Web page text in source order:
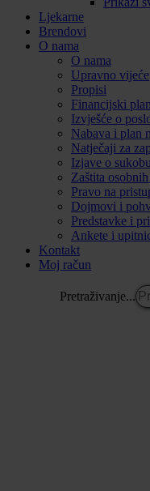
Ljekarne
Brendovi
O nama
O nama
Upravno vijeće
Propisi
Financijski plan
Izvješće o
Nabava i plan
Natječaji za
Izjave o
Zaštita
Pravo na
Dojmovi i
Predstavke i
Ankete i
Kontakt
Moj račun
Pretraživanje...